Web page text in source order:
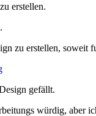
erstellen.
zu erstellen, soweit
gefällt.
würdig, aber